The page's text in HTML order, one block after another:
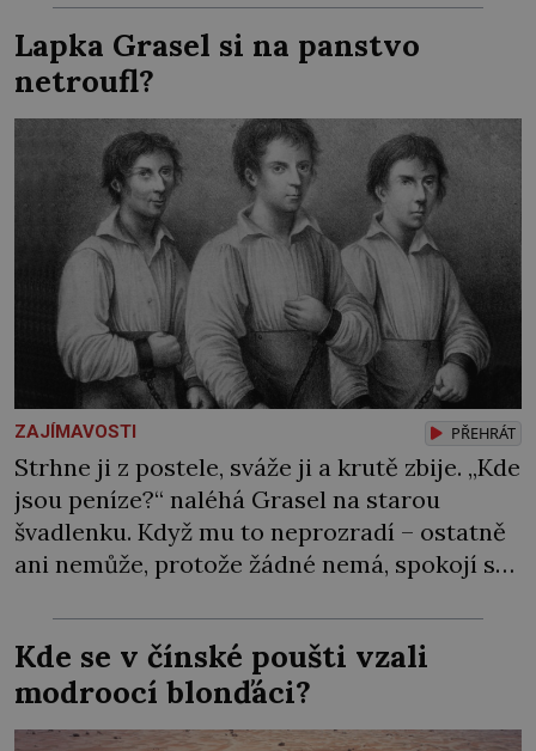
jim potvrdí také to, že na něj během výslechů
nikdo nevyvíjel fyzický ani psychický nátlak.
Syn brněnského řezníka chce být knězem a
[…]
Lapka Grasel si na panstvo
netroufl?
ZAJÍMAVOSTI PŘEHRÁT
Strhne ji z postele, sváže ji a krutě zbije. „Kde
jsou peníze?“ naléhá Grasel na starou
švadlenku. Když mu to neprozradí – ostatně
ani nemůže, protože žádné nemá, spokojí se
Zraněná žena pár dní nato umírá. Je to muž
nebývale krutý. Jeho činy budí hrůzu ještě
dlouho po jeho smrti […]
Kde se v čínské poušti vzali
modroocí blonďáci?